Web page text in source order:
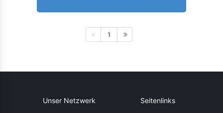
1
Unser Netzwerk Seitenlinks